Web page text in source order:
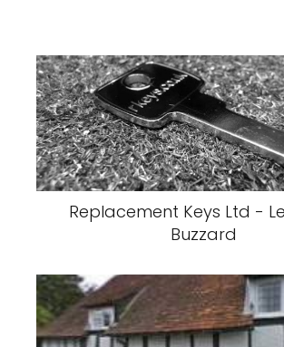
Replacement Keys Ltd -
Buzzard